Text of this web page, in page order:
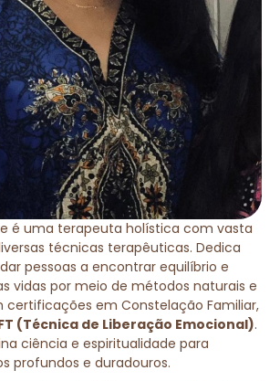
é uma terapeuta holística com vasta
técnicas terapêuticas. Dedica
pessoas a encontrar equilíbrio e
vidas por meio de métodos naturais e
certificações em Constelação Familiar,
(Técnica de Liberação Emocional).
ciência e espiritualidade para
profundos e duradouros.